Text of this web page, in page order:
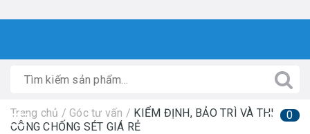
0
Trang chủ / Góc tư vấn / KIỂM ĐỊNH, BẢO TRÌ VÀ THI
CÔNG CHỐNG SÉT GIÁ RẺ